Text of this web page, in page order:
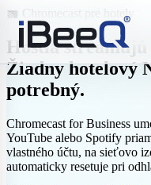
cast Chromecast pre hotely
Hostia streamujú
Žiadny hotelový
potrebný.
Chromecast for Business
YouTube alebo Spotify
vlastného účtu, na sieťovo
automaticky resetuje pri